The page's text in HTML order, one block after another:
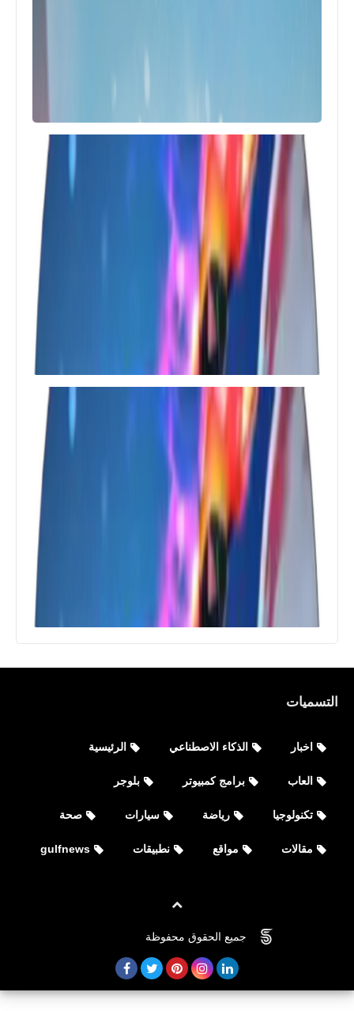
موعد مباراة الأهلي وصن داون القنوات
الناقلة لمباراة الأهي وصن داونز
التسميات
اخبار الذكاء الاصطناعي الرئيسية
العاب برامج كمبيوتر بلوجر
تكنولوجيا رياضة سيارات صحة
مقالات مواقع نطبيقات gulfnews
جميع الحقوق محفوظة